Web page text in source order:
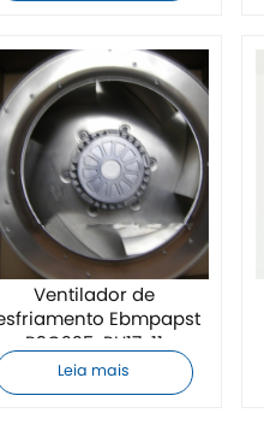
Ventilador de
Ebmpapst
R3G225-RH17-11
Leia mais